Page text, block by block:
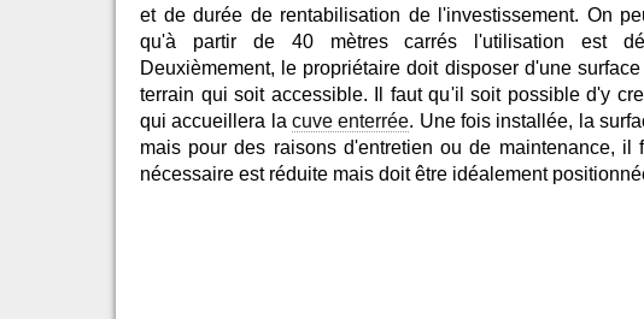
et de durée de rentabilisation de l'investissement. On
qu'à partir de 40 mètres carrés l'utilisation est
Deuxièmement, le propriétaire doit disposer d'une
terrain qui soit accessible. Il faut qu'il soit possible d'y
qui accueillera la cuve enterrée. Une fois installée, la
mais pour des raisons d'entretien ou de maintenance,
nécessaire est réduite mais doit être idéalement